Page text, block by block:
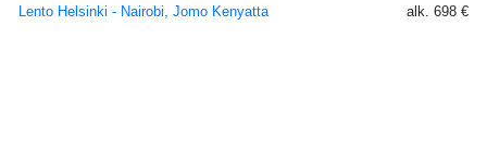
Lento Helsinki - Nairobi, Jomo Kenyatta
alk. 698 €